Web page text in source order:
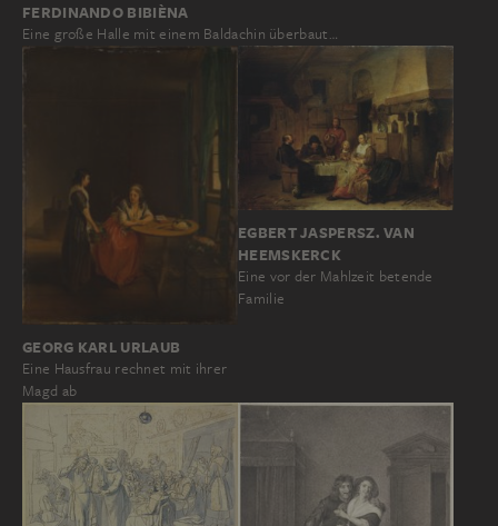
FERDINANDO BIBIÈNA
Eine große Halle mit einem Baldachin überbaut…
GEORG KARL URLAUB
Eine Hausfrau rechnet mit ihrer
Magd ab
EGBERT JASPERSZ. VAN
HEEMSKERCK
Eine vor der Mahlzeit betende
Familie